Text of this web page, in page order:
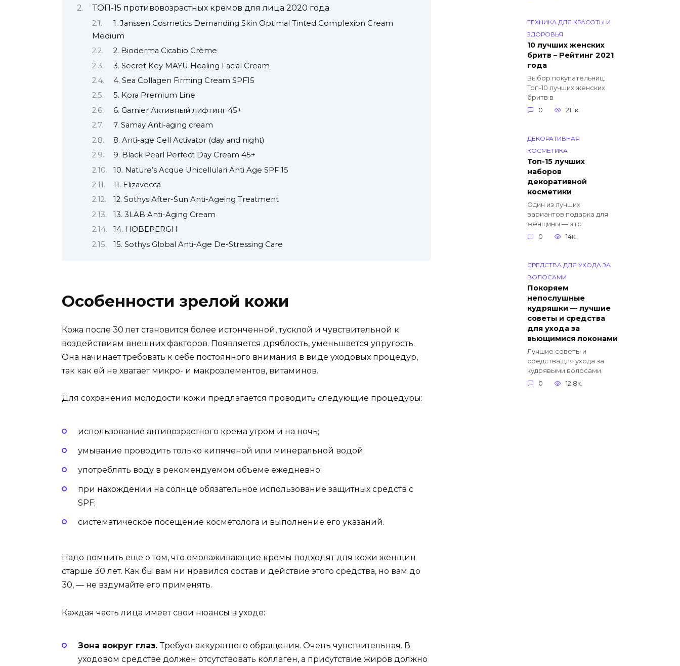
ТОП-15 противовозрастных кремов для лица 2020 года
1. Janssen Cosmetics Demanding Skin Optimal Tinted Complexion Cream
Medium
2. Bioderma Cicabio Crème
3. Secret Key MAYU Healing Facial Cream
4. Sea Collagen Firming Cream SPF15
5. Kora Premium Line
6. Garnier Активный лифтинг 45+
7. Samay Anti-aging cream
8. Anti-age Cell Activator (day and night)
9. Black Pearl Perfect Day Cream 45+
10. Nature’s Acque Unicellulari Anti Age SPF 15
11. Elizavecca
12. Sothys After-Sun Anti-Ageing Treatment
13. 3LAB Anti-Aging Cream
14. HOBEPERGH
15. Sothys Global Anti-Age De-Stressing Care
Особенности зрелой кожи
Кожа после 30 лет становится более истонченной, тусклой и чувствительной к
воздействиям внешних факторов. Появляется дряблость, уменьшается упругость.
Она начинает требовать к себе постоянного внимания в виде уходовых процедур,
так как ей не хватает микро- и макроэлементов, витаминов.
Для сохранения молодости кожи предлагается проводить следующие процедуры:
использование антивозрастного крема утром и на ночь;
умывание проводить только кипяченой или минеральной водой;
употреблять воду в рекомендуемом объеме ежедневно;
при нахождении на солнце обязательное использование защитных средств с
SPF;
систематическое посещение косметолога и выполнение его указаний.
Надо помнить еще о том, что омолаживающие кремы подходят для кожи женщин
старше 30 лет. Как бы вам ни нравился состав и действие этого средства, но вам до
30, — не вздумайте его применять.
Каждая часть лица имеет свои нюансы в уходе:
Зона вокруг глаз.Требует аккуратного обращения. Очень чувствительная. В
уходовом средстве должен отсутствовать коллаген, а присутствие жиров должно
ТЕХНИКА ДЛЯ КРАСОТЫ И
ЗДОРОВЬЯ
10 лучших женских
бритв – Рейтинг 2021
года
Выбор покупательниц:
Топ-10 лучших женских
бритв в
0
21.1к.
ДЕКОРАТИВНАЯ
КОСМЕТИКА
Топ-15 лучших
наборов
декоративной
косметики
Один из лучших
вариантов подарка для
женщины — это
0
14к.
СРЕДСТВА ДЛЯ УХОДА ЗА
ВОЛОСАМИ
Покоряем
непослушные
кудряшки — лучшие
советы и средства
для ухода за
вьющимися локонами
Лучшие советы и
средства для ухода за
кудрявыми волосами.
0
12.8к.